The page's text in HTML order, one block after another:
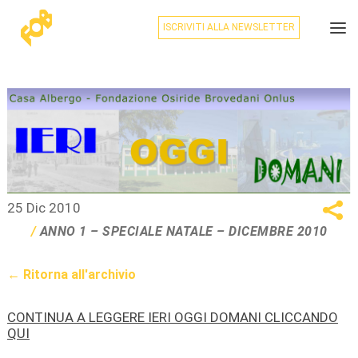
ISCRIVITI ALLA NEWSLETTER
ANNO 1 – SPECIALE NATALE – DICEMBRE 2010
25 Dic 2010
← Ritorna all'archivio
CONTINUA A LEGGERE IERI OGGI DOMANI CLICCANDO
QUI